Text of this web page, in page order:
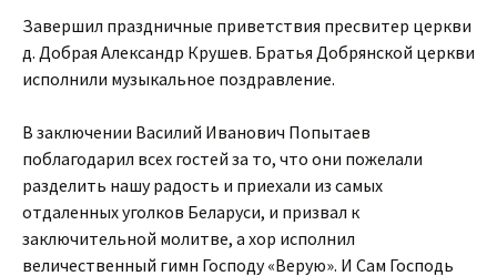
Завершил праздничные приветствия пресвитер церкви
д. Добрая Александр Крушев. Братья Добрянской церкви
исполнили музыкальное поздравление.
В заключении Василий Иванович Попытаев
поблагодарил всех гостей за то, что они пожелали
разделить нашу радость и приехали из самых
отдаленных уголков Беларуси, и призвал к
заключительной молитве, а хор исполнил
величественный гимн Господу «Верую». И Сам Господь